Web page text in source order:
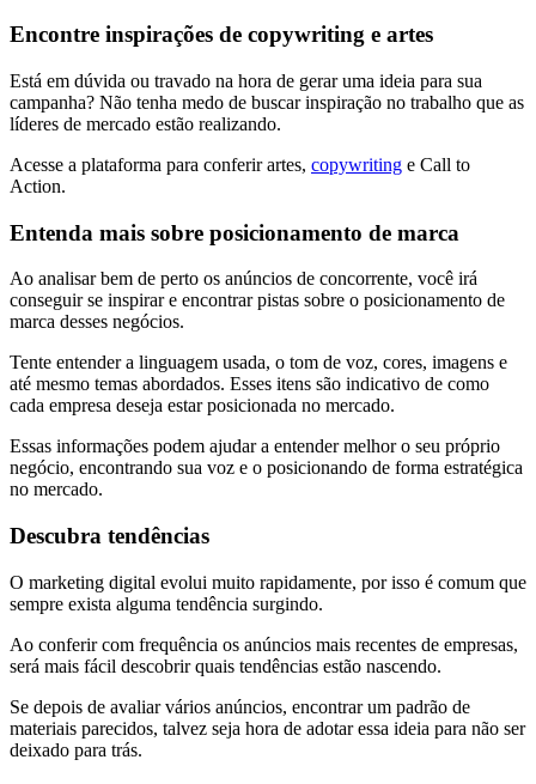
Encontre inspirações de copywriting e artes
Está em dúvida ou travado na hora de gerar uma ideia para sua
campanha? Não tenha medo de buscar inspiração no trabalho que as
líderes de mercado estão realizando.
Acesse a plataforma para conferir artes, copywriting e Call to
Action.
Entenda mais sobre posicionamento de marca
Ao analisar bem de perto os anúncios de concorrente, você irá
conseguir se inspirar e encontrar pistas sobre o posicionamento de
marca desses negócios.
Tente entender a linguagem usada, o tom de voz, cores, imagens e
até mesmo temas abordados. Esses itens são indicativo de como
cada empresa deseja estar posicionada no mercado.
Essas informações podem ajudar a entender melhor o seu próprio
negócio, encontrando sua voz e o posicionando de forma estratégica
no mercado.
Descubra tendências
O marketing digital evolui muito rapidamente, por isso é comum que
sempre exista alguma tendência surgindo.
Ao conferir com frequência os anúncios mais recentes de empresas,
será mais fácil descobrir quais tendências estão nascendo.
Se depois de avaliar vários anúncios, encontrar um padrão de
materiais parecidos, talvez seja hora de adotar essa ideia para não ser
deixado para trás.